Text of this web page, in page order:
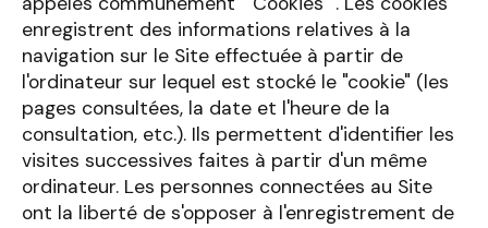
enregistrent des informations relatives à la
navigation sur le Site effectuée à partir de
l'ordinateur sur lequel est stocké le "cookie" (les
pages consultées, la date et l'heure de la
consultation, etc.). Ils permettent d'identifier les
visites successives faites à partir d'un même
ordinateur. Les personnes connectées au Site
ont la liberté de s'opposer à l'enregistrement de